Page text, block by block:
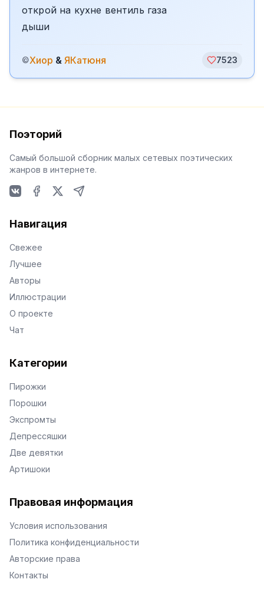
открой на кухне вентиль газа
дыши
©Хиор & ЯКатюня 7523
Поэторий
Самый большой сборник малых сетевых поэтических
жанров в интернете.
Навигация
Свежее
Лучшее
Авторы
Иллюстрации
О проекте
Чат
Категории
Пирожки
Порошки
Экспромты
Депрессяшки
Две девятки
Артишоки
Правовая информация
Условия использования
Политика конфиденциальности
Авторские права
Контакты